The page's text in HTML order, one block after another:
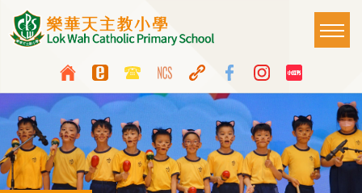
移至主內容
Top
Media
Button
Language
switcher
Main